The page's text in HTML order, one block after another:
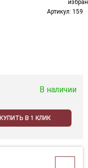
Артикул: 159
В наличии
КУПИТЬ В 1 КЛИК